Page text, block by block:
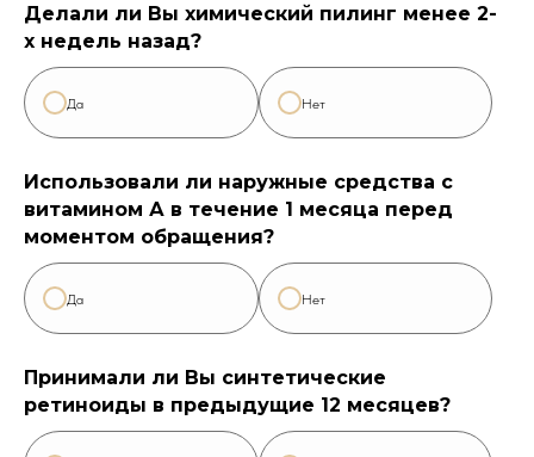
Делали ли Вы химический пилинг менее 2-
х недель назад?
Да Нет
Использовали ли наружные средства с
витамином А в течение 1 месяца перед
моментом обращения?
Да Нет
Принимали ли Вы синтетические
ретиноиды в предыдущие 12 месяцев?